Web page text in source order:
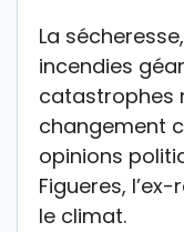
La
incendies
catastrophes
changement
opinions
Figueres,
le climat.